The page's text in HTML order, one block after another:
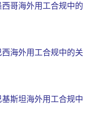
哥海外用工合规中的
海外用工合规中的关
斯坦海外用工合规中